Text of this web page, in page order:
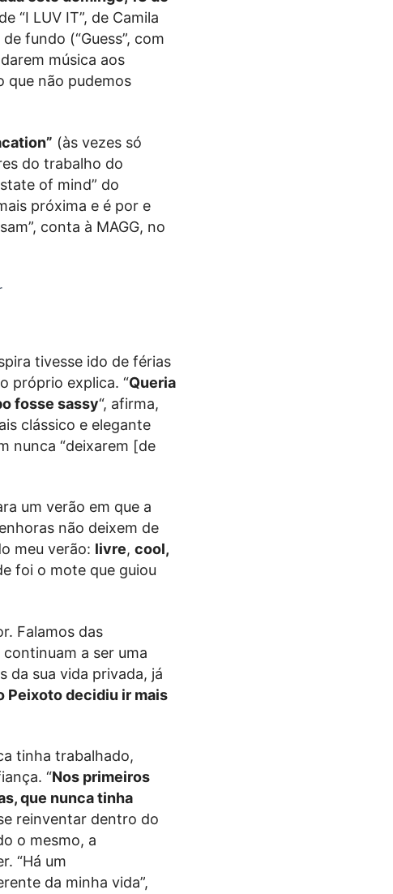
“I LUV IT”, de Camila
fundo (“Guess”, com
música aos
que não pudemos
(às vezes só
do trabalho do
of mind” do
próxima e é por e
conta à MAGG, no
tivesse ido de férias
próprio explica. “Queria
fosse sassy“, afirma,
clássico e elegante
nunca “deixarem [de
um verão em que a
não deixem de
meu verão: livre, cool,
foi o mote que guiou
Falamos das
a ser uma
da sua vida privada, já
Peixoto decidiu ir mais
tinha trabalhado,
“Nos primeiros
que nunca tinha
reinventar dentro do
o mesmo, a
“Há um
da minha vida”,